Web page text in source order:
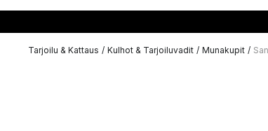
Tarjoilu & Kattaus / Kulhot & Tarjoiluvadit / Munakupit /